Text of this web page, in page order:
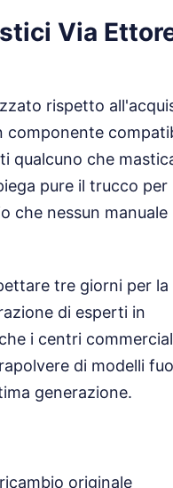
Via
rispetto
componente
qualcuno che
pure il trucco per
che nessun manuale
tre giorni per la
di esperti in
i centri
di modelli
generazione.
originale